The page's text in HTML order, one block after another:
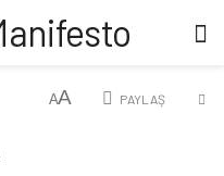
AA PAYLAŞ